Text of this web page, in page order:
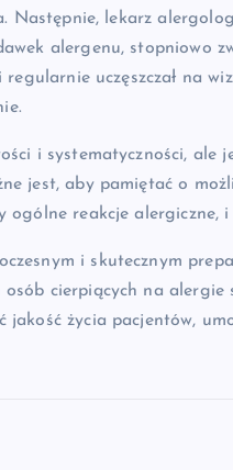
Następnie, lekarz
alergenu, stopniowo
regularnie uczęszczał na
i systematyczności, ale
jest, aby pamiętać o
ogólne reakcje alergiczne, i
i skutecznym
cierpiących na alergie
jakość życia pacjentów,